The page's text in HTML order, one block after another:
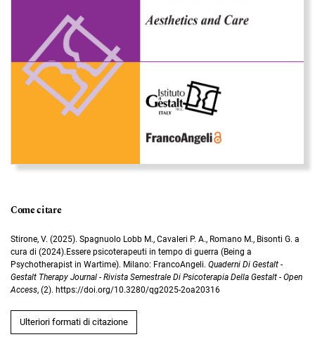
Come citare
Stirone, V. (2025). Spagnuolo Lobb M., Cavaleri P. A., Romano M., Bisonti G. a
cura di (2024).Essere psicoterapeuti in tempo di guerra (Being a
Psychotherapist in Wartime). Milano: FrancoAngeli. Quaderni Di Gestalt -
Gestalt Therapy Journal - Rivista Semestrale Di Psicoterapia Della Gestalt - Open
Access, (2). https://doi.org/10.3280/qg2025-2oa20316
Ulteriori formati di citazione